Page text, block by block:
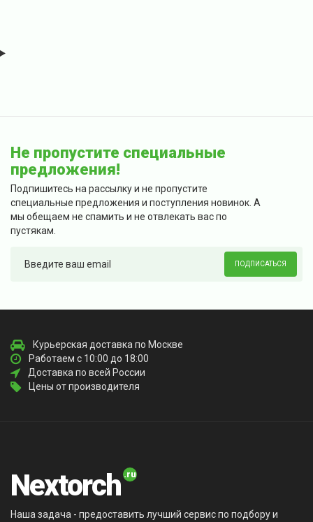
Не пропустите специальные
предложения!
Подпишитесь на рассылку и не пропустите
специальные предложения и поступления новинок. А
мы обещаем не спамить и не отвлекать вас по
пустякам.
ПОДПИСАТЬСЯ
Курьерская доставка по Москве
Работаем с 10:00 до 18:00
Доставка по всей России
Цены от производителя
Nextorch
Наша задача - предоставить лучший сервис по подбору и